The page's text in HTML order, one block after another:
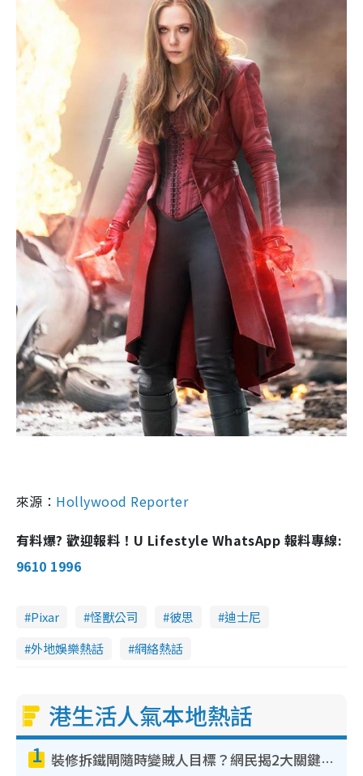
來源： Hollywood Reporter
有料爆? 歡迎報料！U Lifestyle WhatsApp 報料專線:
9610 1996
Pixar 怪獸公司 彼思
迪士尼
外地娛樂熱話
網絡熱話
港生活人氣本地熱話
1 裝修拆鐵閘隨時變賊人目標？網民揭2大關鍵用途：裝新式等於白裝？附新舊鐵閘分別